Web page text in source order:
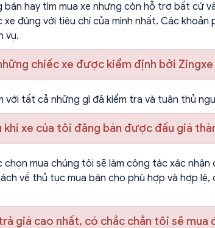
bán hay tìm mua xe nhưng còn hỗ trợ bất cứ
đúng với tiêu chí của mình nhất. Các
vụ.
chiếc xe được kiểm định bởi
với tất cả những gì đã kiểm tra và tuân thủ
khi xe của tôi đăng bán được đấu giá
chọn mua chúng tôi sẽ làm công tác xác
về thủ tục mua bán cho phù hợp và hợp
giá cao nhất, có chắc chắn tôi sẽ mua